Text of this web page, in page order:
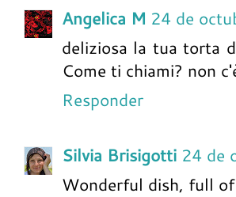
Angelica M 24 de
deliziosa la tua torta
Come ti chiami? non
Responder
Silvia Brisigotti 24 de
Wonderful dish, full